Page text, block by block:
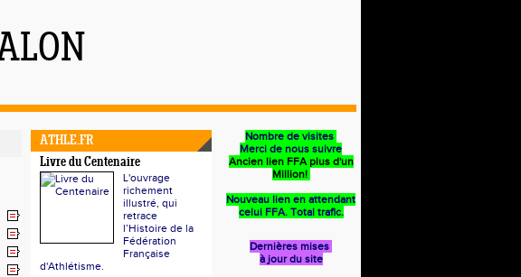
ATHLE.FR
Livre du Centenaire
L'ouvrage
richement
illustré, qui
retrace
l’Histoire de la
Fédération
Française
d'Athlétisme.
Nombre de visites
Merci de nous suivre
Ancien lien FFA plus d'un
Million!
Nouveau lien en attendant
celui FFA. Total trafic.
Dernières mises
à jour du site